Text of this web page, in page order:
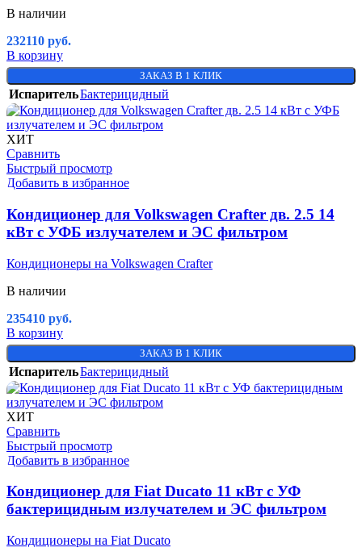
В наличии
232110 руб.
В корзину
ЗАКАЗ В 1 КЛИК
ИспарительБактерицидный
ХИТ
Сравнить
Быстрый просмотр
Добавить в избранное
Кондиционер для Volkswagen Crafter дв. 2.5 14
кВт с УФБ излучателем и ЭС фильтром
Кондиционеры на Volkswagen Crafter
В наличии
235410 руб.
В корзину
ЗАКАЗ В 1 КЛИК
ИспарительБактерицидный
ХИТ
Сравнить
Быстрый просмотр
Добавить в избранное
Кондиционер для Fiat Ducato 11 кВт с УФ
бактерицидным излучателем и ЭС фильтром
Кондиционеры на Fiat Ducato